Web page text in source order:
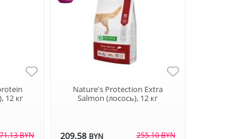
12 кг
BYN
Nature's Protection Extra
Salmon (лосось), 12 кг
209.58 BYN 255.10 BYN